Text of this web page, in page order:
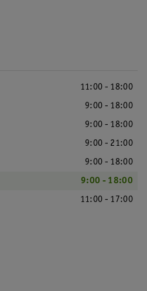
11:00 - 18:00
9:00 - 18:00
9:00 - 18:00
9:00 - 21:00
9:00 - 18:00
9:00 - 18:00
11:00 - 17:00